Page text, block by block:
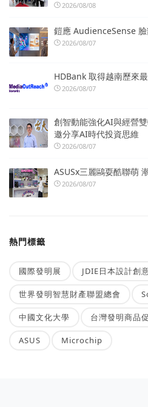
2026/08/08
鎧應 AudienceSense
2026/08/07
HDBank 取得越南歷來
2026/08/07
創智動能強化AI與經營
邀分享AI時代投資思維
2026/08/07
ASUSx三麗鷗耍酷聯萌
2026/08/07
熱門標籤
國際發明展 JDIE日本設計創
世界發明智慧財產聯盟總會
中國文化大學 台灣發明商品
ASUS Microchip